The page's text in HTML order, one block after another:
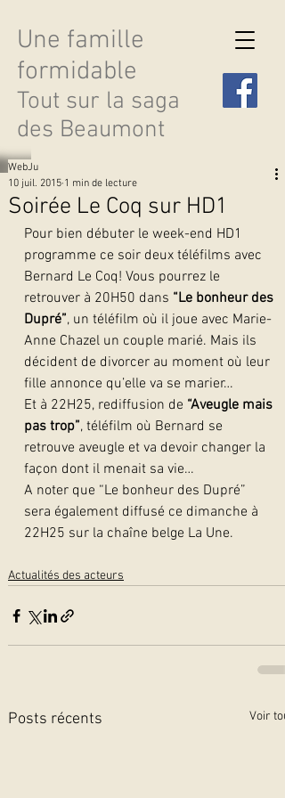
Une famille
formidable
Tout sur la saga
des Beaumont
Découvrir les saisons
Soirée Le Coq sur HD1
WebJu
10 juil. 2015 1 min de lecture
Pour bien débuter le week-end HD1
programme ce soir deux téléfilms avec
Bernard Le Coq! Vous pourrez le
retrouver à 20H50 dans “Le bonheur des
Dupré”, un téléfilm où il joue avec Marie-
Anne Chazel un couple marié. Mais ils
décident de divorcer au moment où leur
fille annonce qu’elle va se marier…
Et à 22H25, rediffusion de “Aveugle mais
pas trop”, téléfilm où Bernard se
retrouve aveugle et va devoir changer la
façon dont il menait sa vie…
A noter que “Le bonheur des Dupré”
sera également diffusé ce dimanche à
22H25 sur la chaîne belge La Une.
Actualités des acteurs
Posts récents Voir tout